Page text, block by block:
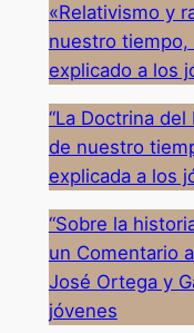
«Relativismo y
nuestro tiempo,
explicado a los
“La Doctrina
de nuestro
explicada a los
“Sobre la
un Comentario
José Ortega y
jóvenes